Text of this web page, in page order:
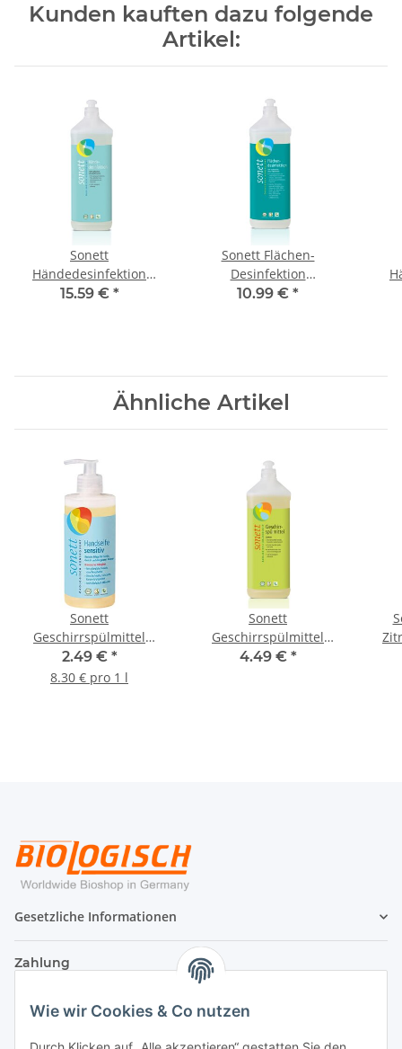
Wie wir Cookies & Co nutzen
Kunden kauften dazu folgende
Artikel:
Sonett
Händedesinfektion
Nachfüllflasche 1L
15.59 € *
Sonett Flächen-
Desinfektion
Nachfüllflasche 1L
10.99 € *
Ähnliche Artikel
Sonett
Geschirrspülmittel
Sensitiv Spenderflasche
300ml
2.49 € *
8.30 € pro 1 l
Sonett
Geschirrspülmittel
Lemon 1L
4.49 € *
Gesetzliche Informationen
Zahlung